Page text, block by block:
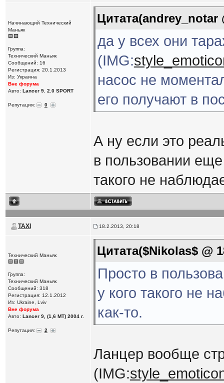
Начинающий Технический
Маньяк
Группа:
Технический Маньяк
Сообщений: 16
Регистрация: 20.1.2013
Из: Украина
Вне форума
Авто: Lancer 9. 2.0 SPORT
Репутация: 0
Цитата(andrey_notar
да у всех они
(IMG:
насос не
его получают в
А ну если это
в пользовании
такого не
TAXI 18.2.2013, 20:18
Технический Маньяк
Группа:
Технический Маньяк
Сообщений: 318
Регистрация: 12.1.2012
Из: Ukraine, Lviv
Вне форума
Авто: Lancer 9, (1,6 MT) 2004 г.
Репутация: 2
Цитата($Nikolas$ @
Просто в
у кого такого не
как-то.
Ланцер вообще
(IMG: